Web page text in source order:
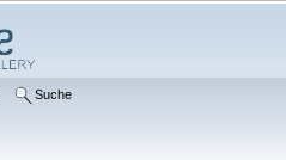
Suche